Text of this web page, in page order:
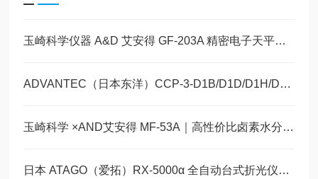
玉崎科学仪器 A&D 艾安得 GF-203A 精密电子天平产品简介
ADVANTEC（日本东洋）CCP-3-D1B/D1D/D1H/D1N 产品详情玉科现货
玉崎科学 ×AND艾安得 MF-53A｜高性价比卤素水分计 生产质检
日本 ATAGO（爱拓）RX-5000α 全自动台式折光仪产品详情